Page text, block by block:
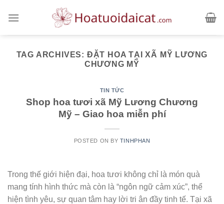
TAG ARCHIVES: ĐẶT HOA TẠI XÃ MỸ LƯƠNG
CHƯƠNG MỸ
TIN TỨC
Shop hoa tươi xã Mỹ Lương Chương
Mỹ – Giao hoa miễn phí
POSTED ON BY TINHPHAN
Trong thế giới hiện đại, hoa tươi không chỉ là món quà
mang tính hình thức mà còn là “ngôn ngữ cảm xúc”, thể
hiện tình yêu, sự quan tâm hay lời tri ân đầy tinh tế. Tại xã